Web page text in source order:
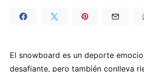
El snowboard es un deporte
desafiante, pero también conlleva